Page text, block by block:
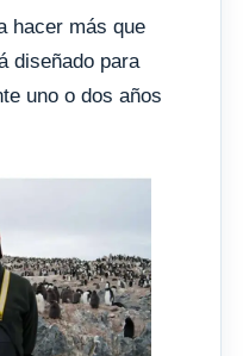
hacer más que
diseñado para
uno o dos años